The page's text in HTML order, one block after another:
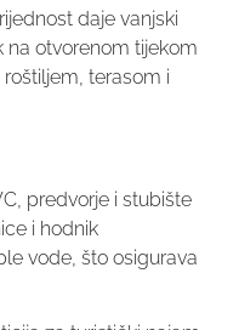
daje vanjski
na otvorenom tijekom
terasom i
predvorje i stubište
i hodnik
vode, što osigurava